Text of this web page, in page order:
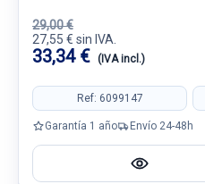
29,00 €
27,55 € sin IVA.
33,34 € (IVA incl.)
Ref: 6099147
Garantía 1 año Envío 24-48h